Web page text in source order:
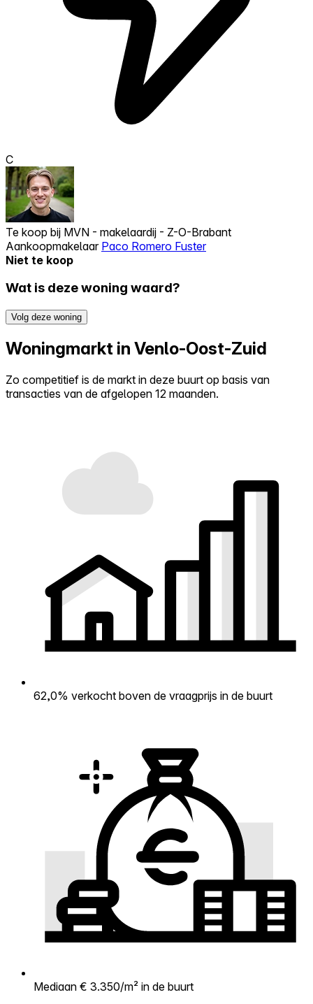
C
Te koop bij MVN - makelaardij - Z-O-Brabant
Aankoopmakelaar Paco Romero Fuster
Niet te koop
Wat is deze woning waard?
Volg deze woning
Woningmarkt in Venlo-Oost-Zuid
Zo competitief is de markt in deze buurt op basis van
transacties van de afgelopen 12 maanden.
62,0% verkocht boven de vraagprijs in de buurt
Mediaan € 3.350/m² in de buurt